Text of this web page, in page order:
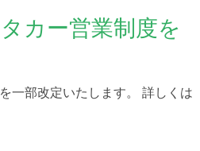
カー営業制度を
一部改定いたします。 詳しくは